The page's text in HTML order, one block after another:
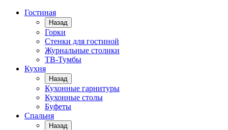
Гостиная
Назад
Горки
Стенки для гостиной
Журнальные столики
TВ-Тумбы
Кухня
Назад
Кухонные гарнитуры
Кухонные столы
Буфеты
Спальня
Назад